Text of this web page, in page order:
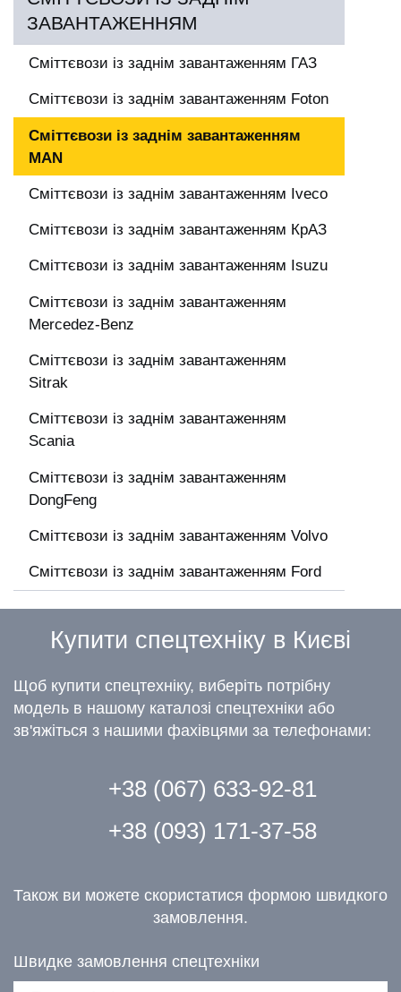
ЗАВАНТАЖЕННЯМ
Сміттєвози із заднім завантаженням ГАЗ
Сміттєвози із заднім завантаженням Foton
Сміттєвози із заднім завантаженням
MAN
Сміттєвози із заднім завантаженням Iveco
Сміттєвози із заднім завантаженням КрАЗ
Сміттєвози із заднім завантаженням Isuzu
Сміттєвози із заднім завантаженням
Mercedez-Benz
Сміттєвози із заднім завантаженням
Sitrak
Сміттєвози із заднім завантаженням
Scania
Сміттєвози із заднім завантаженням
DongFeng
Сміттєвози із заднім завантаженням Volvo
Сміттєвози із заднім завантаженням Ford
Купити спецтехніку в Києві
Щоб купити спецтехніку, виберіть потрібну
модель в нашому каталозі спецтехніки або
зв'яжіться з нашими фахівцями за телефонами:
+38 (067) 633-92-81
+38 (093) 171-37-58
Також ви можете скористатися формою швидкого
замовлення.
Швидке замовлення спецтехніки